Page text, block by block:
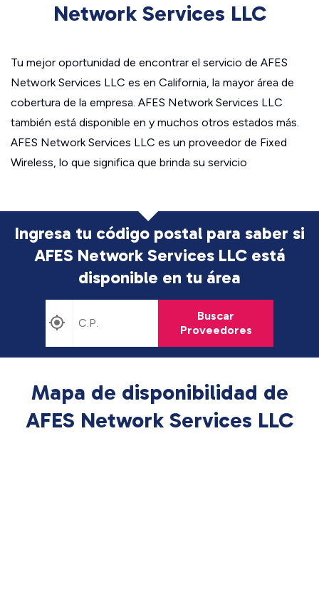
Network Services LLC
Tu mejor oportunidad de encontrar el servicio de AFES
Network Services LLC es en California, la mayor área de
cobertura de la empresa. AFES Network Services LLC
también está disponible en y muchos otros estados más.
AFES Network Services LLC es un proveedor de Fixed
Wireless, lo que significa que brinda su servicio
Ingresa tu código postal para saber si
AFES Network Services LLC está
disponible en tu área
Buscar
Proveedores
Mapa de disponibilidad de
AFES Network Services LLC